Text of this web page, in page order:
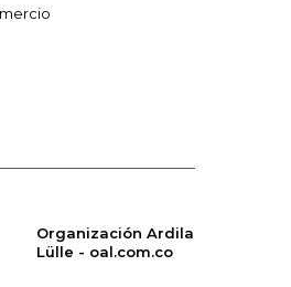
Organización Ardila
Lülle - oal.com.co